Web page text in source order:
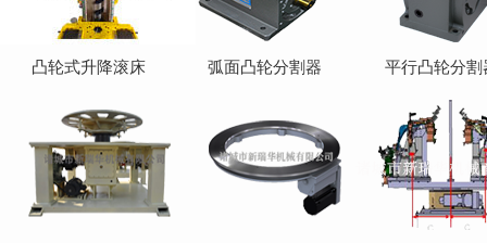
凸轮式升降滚床 弧面凸轮分割器 平行凸轮分割